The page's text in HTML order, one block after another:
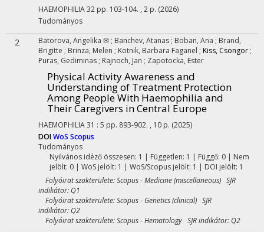
HAEMOPHILIA32 pp. 103-104. , 2 p. (2026)
Tudományos
2 Batorova, Angelika ✉ ; Banchev, Atanas ; Boban, Ana ; Brand,
Brigitte ; Brinza, Melen ; Kotnik, Barbara Faganel ; Kiss, Csongor ;
Puras, Gediminas ; Rajnoch, Jan ; Zapotocka, Ester
Physical Activity Awareness and
Understanding of Treatment Protection
Among People With Haemophilia and
Their Caregivers in Central Europe
HAEMOPHILIA31 : 5 pp. 893-902. , 10 p. (2025)
DOIWoS Scopus
Tudományos
Nyilvános idéző összesen: 1 | Független: 1 | Függő: 0 | Nem
jelölt: 0 | WoS jelölt: 1 | WoS/Scopus jelölt: 1 | DOI jelölt: 1
Folyóirat szakterülete: Scopus - Medicine (miscellaneous) SJR
indikátor: Q1
Folyóirat szakterülete: Scopus - Genetics (clinical) SJR
indikátor: Q2
Folyóirat szakterülete: Scopus - Hematology SJR indikátor: Q2